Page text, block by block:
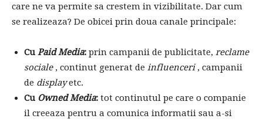
care ne va permite sa crestem in vizibilitate. Dar cum
se realizeaza? De obicei prin doua canale principale:
Cu Paid Media: prin campanii de publicitate, reclame
sociale, continut generat de influenceri, campanii
de displayetc.
Cu Owned Media: tot continutul pe care o companie
il creeaza pentru a comunica informatii sau a-si